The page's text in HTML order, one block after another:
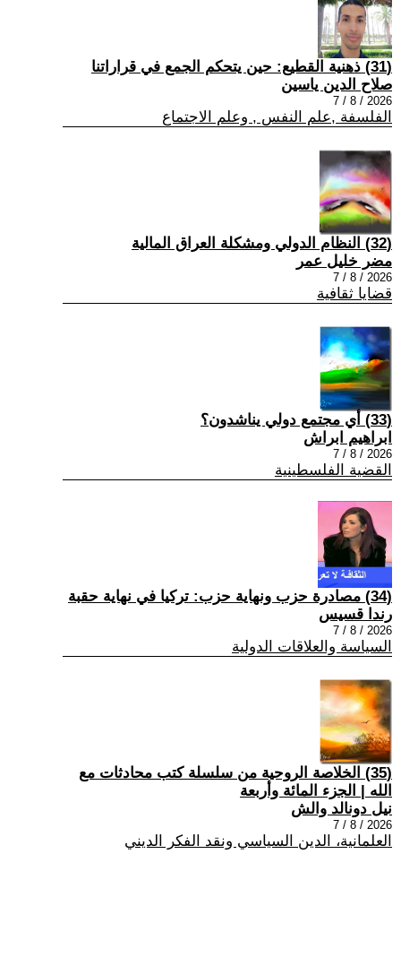
(31) ذهنية القطيع: حين يتحكم الجمع في قراراتنا
صلاح الدين ياسين
2026 / 8 / 7
الفلسفة ,علم النفس , وعلم الاجتماع
(32) النظام الدولي ومشكلة العراق المالية
مضر خليل عمر
2026 / 8 / 7
قضايا ثقافية
(33) أي مجتمع دولي يناشدون؟
ابراهيم ابراش
2026 / 8 / 7
القضية الفلسطينية
(34) مصادرة حزب ونهاية حزب: تركيا في نهاية حقبة
رندا قسيس
2026 / 8 / 7
السياسة والعلاقات الدولية
(35) الخلاصة الروحية من سلسلة كتب محادثات مع
الله | الجزء المائة وأربعة
نيل دونالد والش
2026 / 8 / 7
العلمانية، الدين السياسي ونقد الفكر الديني